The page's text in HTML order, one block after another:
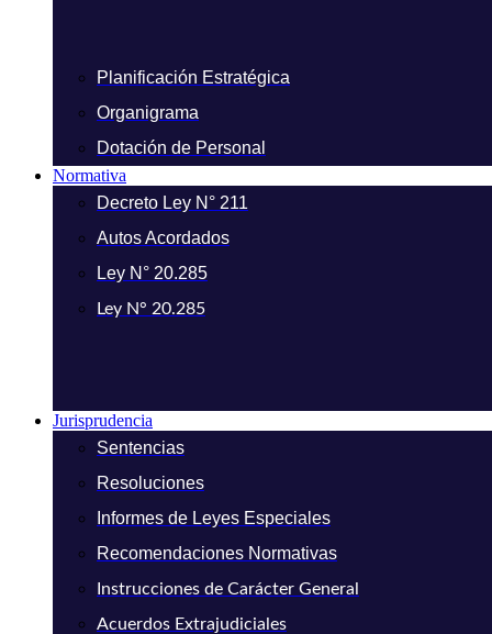
Planificación Estratégica
Organigrama
Dotación de Personal
Normativa
Decreto Ley N° 211
Autos Acordados
Ley N° 20.285
Ley N° 20.285
Jurisprudencia
Sentencias
Resoluciones
Informes de Leyes Especiales
Recomendaciones Normativas
Instrucciones de Carácter General
Acuerdos Extrajudiciales